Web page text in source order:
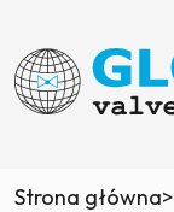
Strona główna>